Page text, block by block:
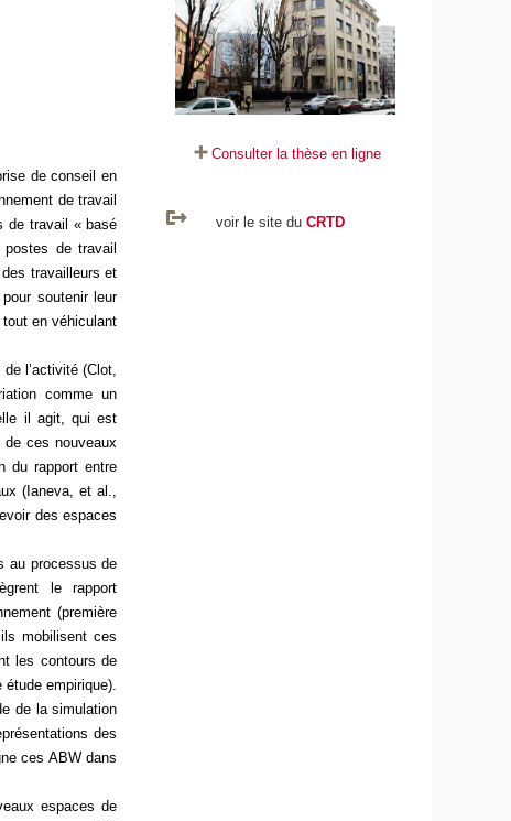
de conseil en
de travail
de travail « basé
de travail
travailleurs et
soutenir leur
en véhiculant
l’activité (Clot,
comme un
il agit, qui est
de ces nouveaux
du rapport entre
(Ianeva, et al.,
des espaces
au processus de
le rapport
(première
mobilisent ces
les contours de
étude empirique).
de la simulation
des
ces ABW dans
espaces de
Consulter la thèse en ligne
voir le site du CRTD